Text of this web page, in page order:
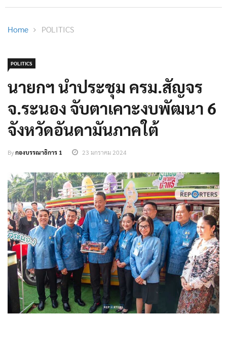
Home POLITICS
POLITICS
นายกฯ นำประชุม ครม.สัญจร
จ.ระนอง จับตาเคาะงบพัฒนา 6
จังหวัดอันดามันภาคใต้
Byกองบรรณาธิการ 1 23 มกราคม 2024